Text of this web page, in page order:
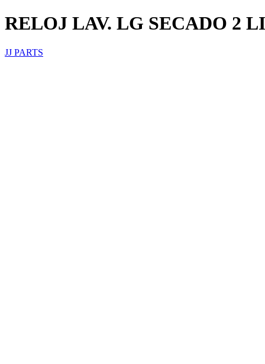
RELOJ LAV. LG SECADO 2
JJ PARTS